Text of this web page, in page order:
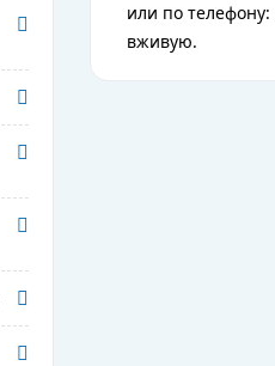
или по телефону:
вживую.